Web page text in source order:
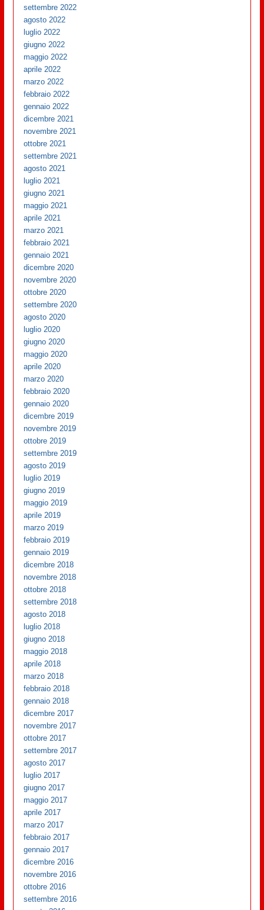
settembre 2022
agosto 2022
luglio 2022
giugno 2022
maggio 2022
aprile 2022
marzo 2022
febbraio 2022
gennaio 2022
dicembre 2021
novembre 2021
ottobre 2021
settembre 2021
agosto 2021
luglio 2021
giugno 2021
maggio 2021
aprile 2021
marzo 2021
febbraio 2021
gennaio 2021
dicembre 2020
novembre 2020
ottobre 2020
settembre 2020
agosto 2020
luglio 2020
giugno 2020
maggio 2020
aprile 2020
marzo 2020
febbraio 2020
gennaio 2020
dicembre 2019
novembre 2019
ottobre 2019
settembre 2019
agosto 2019
luglio 2019
giugno 2019
maggio 2019
aprile 2019
marzo 2019
febbraio 2019
gennaio 2019
dicembre 2018
novembre 2018
ottobre 2018
settembre 2018
agosto 2018
luglio 2018
giugno 2018
maggio 2018
aprile 2018
marzo 2018
febbraio 2018
gennaio 2018
dicembre 2017
novembre 2017
ottobre 2017
settembre 2017
agosto 2017
luglio 2017
giugno 2017
maggio 2017
aprile 2017
marzo 2017
febbraio 2017
gennaio 2017
dicembre 2016
novembre 2016
ottobre 2016
settembre 2016